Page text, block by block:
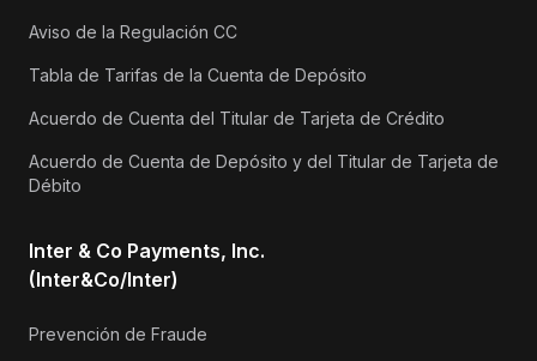
Aviso de la Regulación CC
Tabla de Tarifas de la Cuenta de Depósito
Acuerdo de Cuenta del Titular de Tarjeta de Crédito
Acuerdo de Cuenta de Depósito y del Titular de Tarjeta de
Débito
Inter & Co Payments, Inc.
(Inter&Co/Inter)
Prevención de Fraude